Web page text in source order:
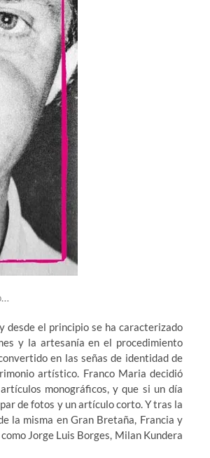
desde el principio se ha caracterizado
y la artesanía en el procedimiento
en las señas de identidad de
artístico. Franco Maria decidió
monográficos, y que si un día
de fotos y un artículo corto. Y tras la
la misma en Gran Bretaña, Francia y
Jorge Luis Borges, Milan Kundera